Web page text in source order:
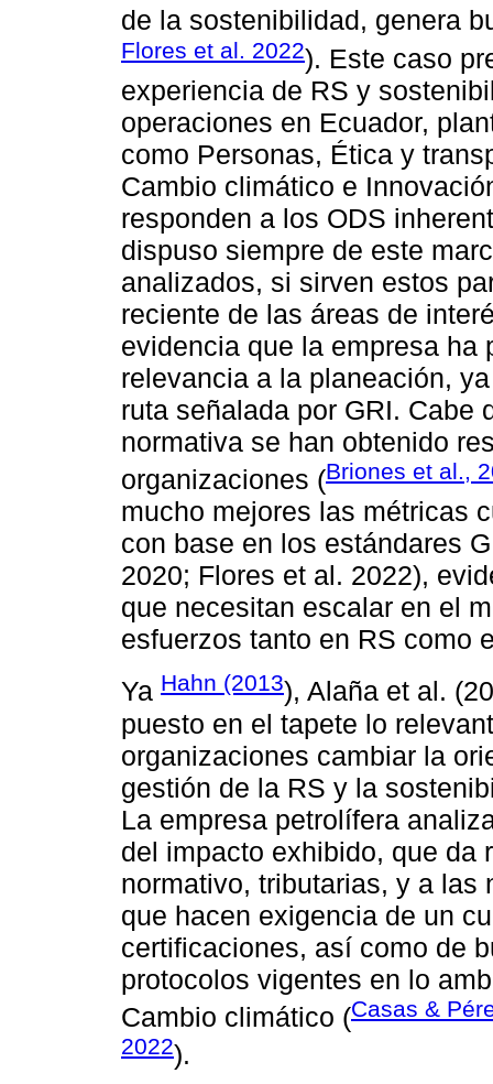
de la sostenibilidad, genera
Flores et al. 2022). Este caso
experiencia de RS y
operaciones en Ecuador,
como Personas, Ética y
Cambio climático e
responden a los ODS
dispuso siempre de este
analizados, si sirven estos
reciente de las áreas de
evidencia que la empresa ha
relevancia a la planeación,
ruta señalada por GRI. Cabe
normativa se han obtenido
organizaciones (Briones et al.,
mucho mejores las métricas
con base en los estándares
2020; Flores et al. 2022),
que necesitan escalar en el
esfuerzos tanto en RS como
Ya Hahn (2013), Alaña et al.
puesto en el tapete lo
organizaciones cambiar la
gestión de la RS y la
La empresa petrolífera
del impacto exhibido, que da
normativo, tributarias, y a las
que hacen exigencia de un
certificaciones, así como de
protocolos vigentes en lo
Cambio climático (Casas &
2022).